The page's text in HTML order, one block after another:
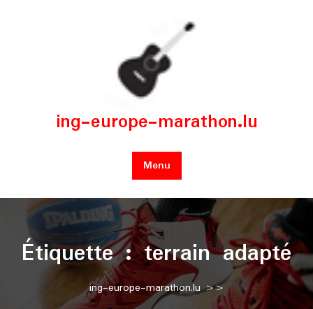
ing-europe-marathon.lu
Menu
Étiquette :terrain adapté
ing-europe-marathon.lu>>